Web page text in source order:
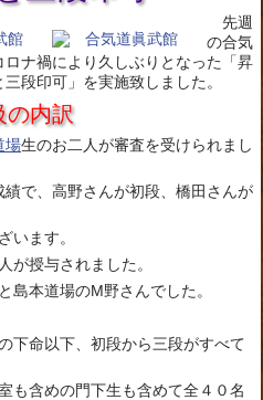
先週
の合気
ロナ禍により久しぶりとなった「昇
段印可」を実施致しました。
の内訳
場生のお二人が審査を受けられまし
績で、高野さんが初段、橋田さんが
います。
が授与されました。
島本道場のM野さんでした。
下命以下、初段から三段がすべて
も含めの門下生も含めて全４０名